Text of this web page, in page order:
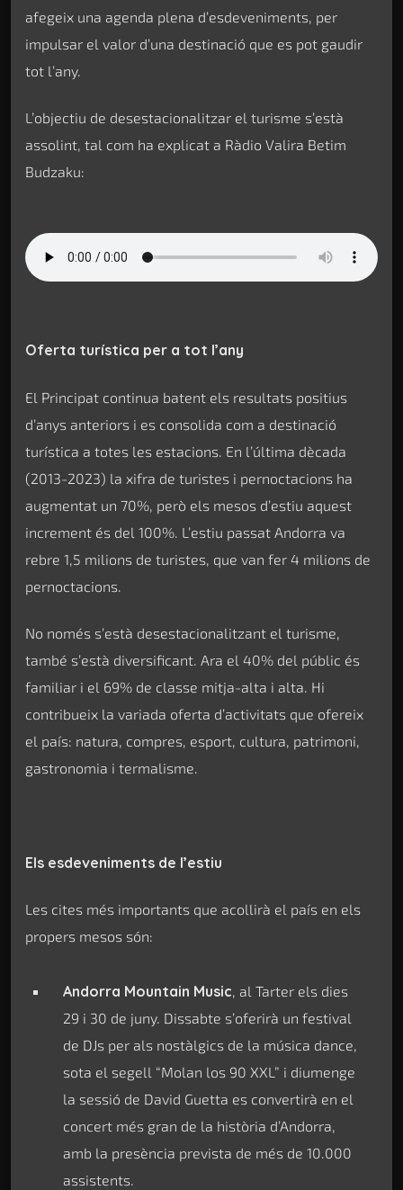
afegeix una agenda plena d’esdeveniments, per
impulsar el valor d’una destinació que es pot gaudir
tot l’any.
L’objectiu de desestacionalitzar el turisme s’està
assolint, tal com ha explicat a Ràdio Valira Betim
Budzaku:
Oferta turística per a tot l’any
El Principat continua batent els resultats positius
d’anys anteriors i es consolida com a destinació
turística a totes les estacions. En l’última dècada
(2013-2023) la xifra de turistes i pernoctacions ha
augmentat un 70%, però els mesos d’estiu aquest
increment és del 100%. L’estiu passat Andorra va
rebre 1,5 milions de turistes, que van fer 4 milions de
pernoctacions.
No només s’està desestacionalitzant el turisme,
també s’està diversificant. Ara el 40% del públic és
familiar i el 69% de classe mitja-alta i alta. Hi
contribueix la variada oferta d’activitats que ofereix
el país: natura, compres, esport, cultura, patrimoni,
gastronomia i termalisme.
Els esdeveniments de l’estiu
Les cites més importants que acollirà el país en els
propers mesos són:
Andorra Mountain Music , al Tarter els dies
29 i 30 de juny. Dissabte s’oferirà un festival
de DJs per als nostàlgics de la música dance,
sota el segell “Molan los 90 XXL” i diumenge
la sessió de David Guetta es convertirà en el
concert més gran de la història d’Andorra,
amb la presència prevista de més de 10.000
assistents.